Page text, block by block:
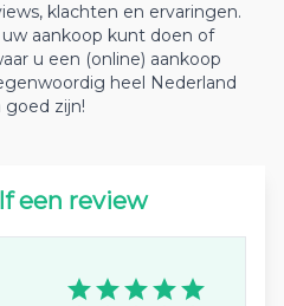
klachten en ervaringen.
aankoop kunt doen of
u een (online) aankoop
heel Nederland
zijn!
een review